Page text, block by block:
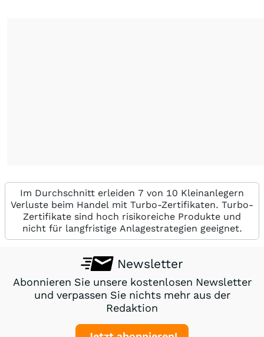
Im Durchschnitt erleiden 7 von 10 Kleinanlegern
Verluste beim Handel mit Turbo-Zertifikaten. Turbo-
Zertifikate sind hoch risikoreiche Produkte und
nicht für langfristige Anlagestrategien geeignet.
Newsletter
Abonnieren Sie unsere kostenlosen Newsletter
und verpassen Sie nichts mehr aus der
Redaktion